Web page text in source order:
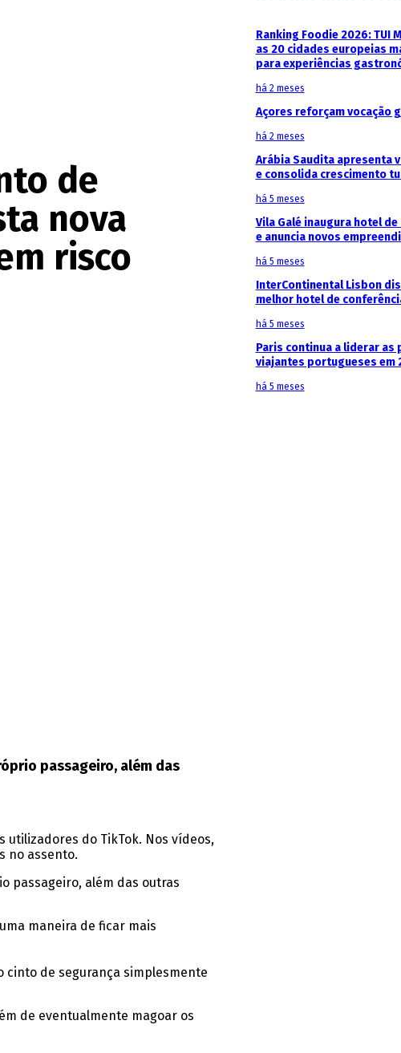
de
nova
risco
passageiro, além das
utilizadores do TikTok. Nos vídeos,
no assento.
passageiro, além das outras
maneira de ficar mais
cinto de segurança simplesmente
de eventualmente magoar os
Ranking Foodie 2026: TUI
as 20 cidades europeias
para experiências
há 2 meses
Açores reforçam vocação
há 2 meses
Arábia Saudita apresenta
e consolida crescimento
há 5 meses
Vila Galé inaugura hotel de
e anuncia novos
há 5 meses
InterContinental Lisbon
melhor hotel de
há 5 meses
Paris continua a liderar as
viajantes portugueses em
há 5 meses